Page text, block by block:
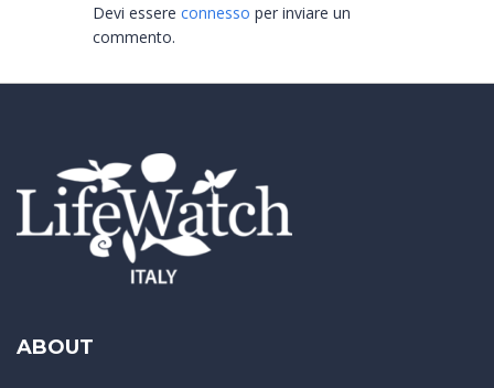
Devi essere connesso per inviare un
commento.
ABOUT